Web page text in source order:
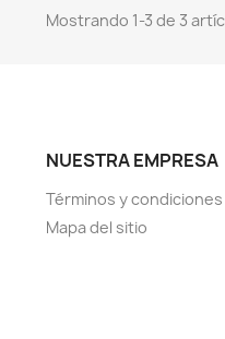
Mostrando 1-3 de 3
NUESTRA EMPRESA
Términos y condiciones
Mapa del sitio